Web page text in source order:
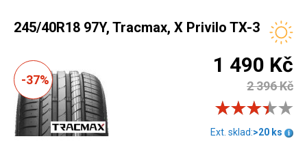
245/40R18 97Y, Tracmax, X Privilo TX-3
-37%
1 490 Kč
2 396 Kč
Ext. sklad:>20 ks